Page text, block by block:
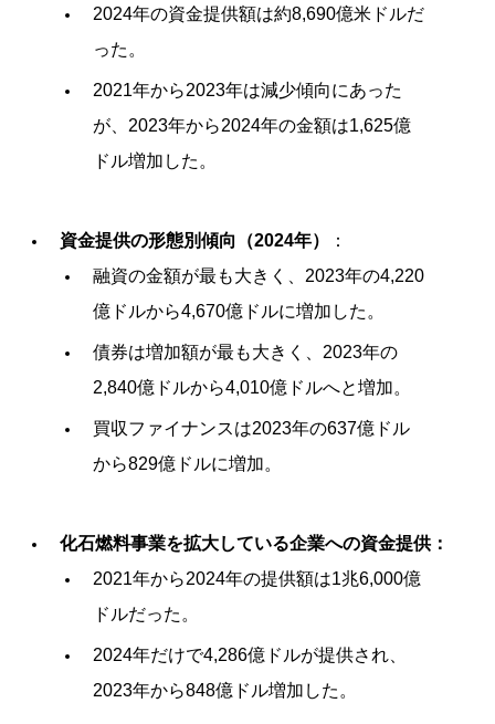
2024年の資金提供額は約8,690億米ドルだ
った。
2021年から2023年は減少傾向にあった
が、2023年から2024年の金額は1,625億
ドル増加した。
資金提供の形態別傾向（2024年）
：
融資の金額が最も大きく、2023年の4,220
億ドルから4,670億ドルに増加した。
債券は増加額が最も大きく、2023年の
2,840億ドルから4,010億ドルへと増加。
買収ファイナンスは2023年の637億ドル
から829億ドルに増加。
化石燃料事業を拡大している企業への資金提供：
2021年から2024年の提供額は1兆6,000億
ドルだった。
2024年だけで4,286億ドルが提供され、
2023年から848億ドル増加した。